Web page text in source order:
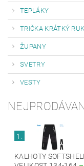
TEPLÁKY
TRIČKA KRÁTKÝ
ŽUPANY
SVETRY
VESTY
1.
KALHOTY